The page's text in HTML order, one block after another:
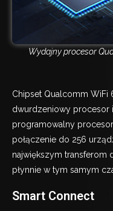
Wydajny procesor
Chipset Qualcomm WiFi
dwurdzeniowy procesor
programowalny
połączenie do 256
największym transferom
płynnie w tym samym
Smart Connect